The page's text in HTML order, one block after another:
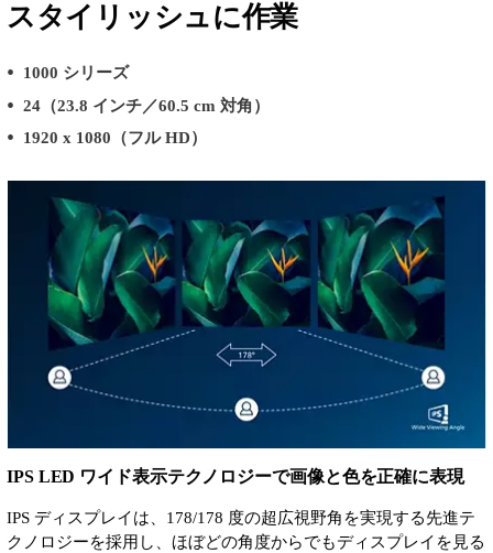
スタイリッシュに作業
1000 シリーズ
24（23.8 インチ／60.5 cm 対角）
1920 x 1080（フル HD）
IPS LED ワイド表示テクノロジーで画像と色を正確に表現
IPS ディスプレイは、178/178 度の超広視野角を実現する先進テ
クノロジーを採用し、ほぼどの角度からでもディスプレイを見る